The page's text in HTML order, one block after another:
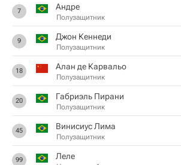
7 Андре
Полузащитник
9 Джон Кеннеди
Полузащитник
18 Алан де Карвальо
Полузащитник
20 Габриэль Пирани
Полузащитник
45 Винисиус Лима
Полузащитник
99 Леле